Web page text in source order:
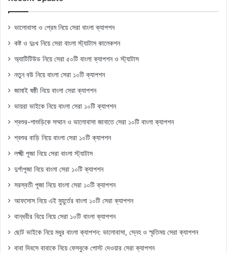
ভালোবাসা ও প্রেম নিয়ে সেরা বাংলা ক্যাপশন
কষ্ট ও দুঃখ নিয়ে সেরা বাংলা স্ট্যাটাস কালেকশন
অ্যাটিটিউড নিয়ে সেরা ৫০টি বাংলা ক্যাপশন ও স্ট্যাটাস
নতুন বউ নিয়ে বাংলা সেরা ১০টি ক্যাপশন
জামাই ষষ্ঠী নিয়ে বাংলা সেরা ক্যাপশন
ভায়রা ভাইকে নিয়ে বাংলা সেরা ১০টি ক্যাপশন
শ্বশুর-শাশুড়িকে সম্মান ও ভালোবাসা জানাতে সেরা ১০টি বাংলা ক্যাপশন
শ্বশুর বাড়ি নিয়ে বাংলা সেরা ১০টি ক্যাপশন
লক্ষ্মী পূজা নিয়ে সেরা বাংলা স্ট্যাটাস
দুর্গাপূজা নিয়ে বাংলা সেরা ১০টি ক্যাপশন
সরস্বতী পূজা নিয়ে বাংলা সেরা ১০টি ক্যাপশন
আফসোস নিয়ে এই মুহূর্তের বাংলা ১০টি সেরা ক্যাপশন
বান্ধবীর বিয়ে নিয়ে সেরা ১০টি বাংলা ক্যাপশন
ছোট ভাইকে নিয়ে মধুর বাংলা ক্যাপশন: ভালোবাসা, স্নেহ ও স্মৃতিময় সেরা ক্যাপশন
বাবা দিবসে বাবাকে নিয়ে ফেসবুকে পোস্ট দেওয়ার সেরা ক্যাপশন